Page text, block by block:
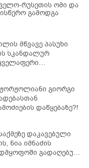
რუსეთის ომი და
გამოდგა
მწვავე პასუხი
სკანდალურ
კამანში მოკლული
ჟორჟოლიანი გიორგი
დაწყებაზე?!
დაკავებული
ნია იმნაძის
გადაღებულ